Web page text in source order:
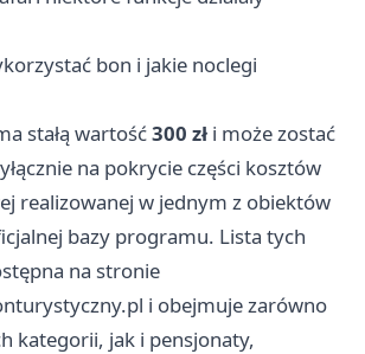
bon i jakie noclegi
stałą wartość300 zł i może zostać
na pokrycie części kosztów
realizowanej w jednym z obiektów
bazy programu. Lista tych
na stronie
i obejmuje zarówno
kategorii, jak i pensjonaty,